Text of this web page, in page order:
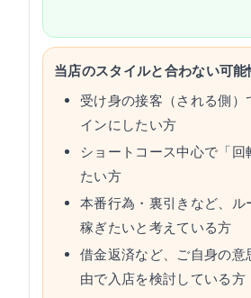
当店のスタイルと合わない可
受け身の接客（される側）
インにしたい方
ショートコース中心で「回
たい方
本番行為・裏引きなど、ル
稼ぎたいと考えている方
借金返済など、ご自身の意
由で入店を検討している方